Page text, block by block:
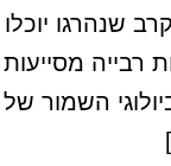
שנהרגו
רבייה
השמור